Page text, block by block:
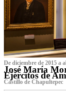
De diciembre de 2015 a
José María
Ejércitos de
C‌astillo de Chapultepec